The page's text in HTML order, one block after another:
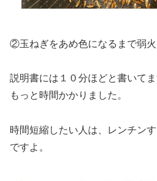
②玉ねぎをあめ色になるまで弱火
説明書には１０分ほどと書いて
もっと時間かかりました。
時間短縮したい人は、レンチン
ですよ。